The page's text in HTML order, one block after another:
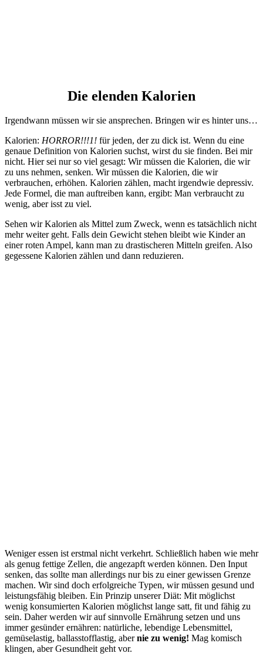
Die elenden Kalorien
Irgendwann müssen wir sie ansprechen. Bringen wir es hinter uns…
Kalorien: HORROR!!!1! für jeden, der zu dick ist. Wenn du eine
genaue Definition von Kalorien suchst, wirst du sie finden. Bei mir
nicht. Hier sei nur so viel gesagt: Wir müssen die Kalorien, die wir
zu uns nehmen, senken. Wir müssen die Kalorien, die wir
verbrauchen, erhöhen. Kalorien zählen, macht irgendwie depressiv.
Jede Formel, die man auftreiben kann, ergibt: Man verbraucht zu
wenig, aber isst zu viel.
Sehen wir Kalorien als Mittel zum Zweck, wenn es tatsächlich nicht
mehr weiter geht. Falls dein Gewicht stehen bleibt wie Kinder an
einer roten Ampel, kann man zu drastischeren Mitteln greifen. Also
gegessene Kalorien zählen und dann reduzieren.
Weniger essen ist erstmal nicht verkehrt. Schließlich haben wie mehr
als genug fettige Zellen, die angezapft werden können. Den Input
senken, das sollte man allerdings nur bis zu einer gewissen Grenze
machen. Wir sind doch erfolgreiche Typen, wir müssen gesund und
leistungsfähig bleiben. Ein Prinzip unserer Diät: Mit möglichst
wenig konsumierten Kalorien möglichst lange satt, fit und fähig zu
sein. Daher werden wir auf sinnvolle Ernährung setzen und uns
immer gesünder ernähren: natürliche, lebendige Lebensmittel,
gemüselastig, ballasstofflastig, abernie zu wenig! Mag komisch
klingen, aber Gesundheit geht vor.